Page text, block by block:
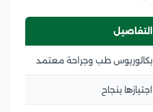
التفاصيل
بكالوريوس طب وجراحة معتمد
اجتيازها بنجاح